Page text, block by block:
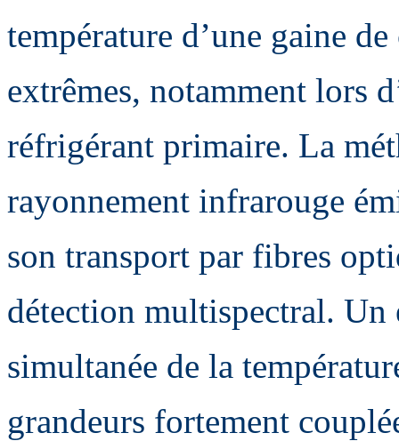
température d’une gaine
extrêmes, notamment lors
réfrigérant primaire. La
rayonnement infrarouge
son transport par fibres
détection multispectral. Un
simultanée de la
grandeurs fortement